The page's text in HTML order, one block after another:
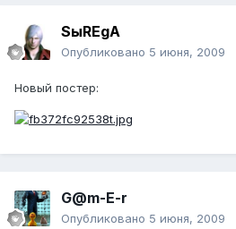
SыREgA
Опубликовано 5 июня, 2009
Новый постер:
G@m-E-r
Опубликовано 5 июня, 2009